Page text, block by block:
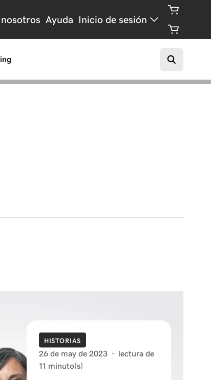
Ayuda Inicio de sesión
HISTORIAS
26 de may de 2023 · lectura de
11 minuto(s)